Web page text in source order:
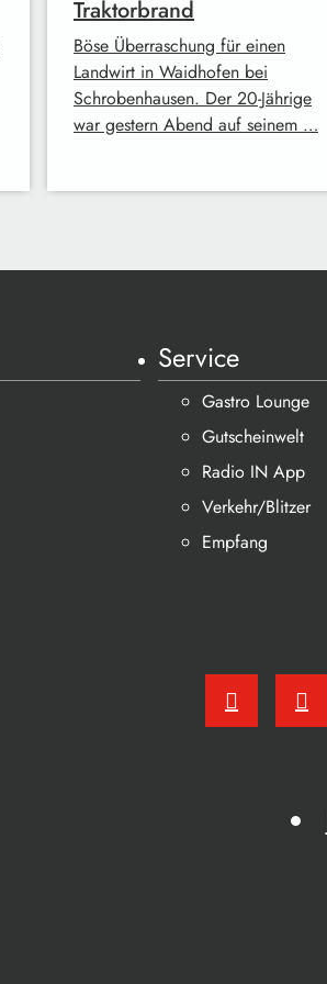
Traktorbrand
Böse Überraschung für einen
Landwirt in Waidhofen bei
Schrobenhausen. Der 20-Jährige
war gestern Abend auf seinem …
Service
Gastro Lounge
Gutscheinwelt
Radio IN App
Verkehr/Blitzer
Empfang